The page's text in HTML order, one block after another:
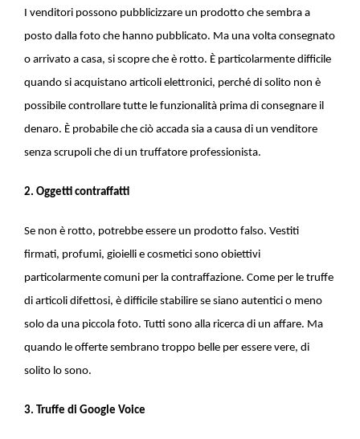
I venditori possono pubblicizzare un prodotto che sembra a
posto dalla foto che hanno pubblicato. Ma una volta consegnato
o arrivato a casa, si scopre che è rotto. È particolarmente difficile
quando si acquistano articoli elettronici, perché di solito non è
possibile controllare tutte le funzionalità prima di consegnare il
denaro. È probabile che ciò accada sia a causa di un venditore
senza scrupoli che di un truffatore professionista.
2. Oggetti contraffatti
Se non è rotto, potrebbe essere un prodotto falso. Vestiti
firmati, profumi, gioielli e cosmetici sono obiettivi
particolarmente comuni per la contraffazione. Come per le truffe
di articoli difettosi, è difficile stabilire se siano autentici o meno
solo da una piccola foto. Tutti sono alla ricerca di un affare. Ma
quando le offerte sembrano troppo belle per essere vere, di
solito lo sono.
3. Truffe di Google Voice